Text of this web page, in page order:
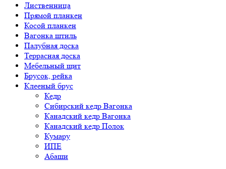
Лиственница
Прямой планкен
Косой планкен
Вагонка штиль
Палубная доска
Террасная доска
Мебельный щит
Брусок, рейка
Клееный брус
Кедр
Сибирский кедр Вагонка
Канадский кедр Вагонка
Канадский кедр Полок
Кумару
ИПЕ
Абаши